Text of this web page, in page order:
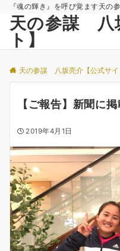
『魂の輝き』を呼び覚ます天の
天の参謀 八
ト】
天の参謀 八坂亮介【公式サイ
【ご報告】新聞に
2019年4月1日